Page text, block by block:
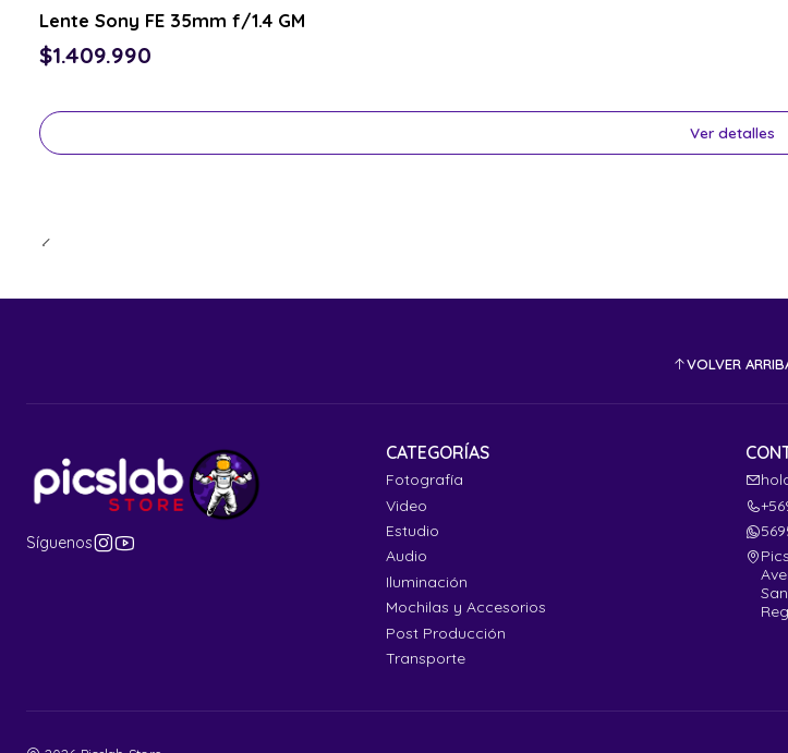
Lente Sony FE 35mm f/1.4 GM
$1.409.990
Ver detalles
VOLVER
Síguenos
CATEGORÍAS
Fotografía
Video
Estudio
Audio
Iluminación
Mochilas y Accesorios
Post Producción
Transporte